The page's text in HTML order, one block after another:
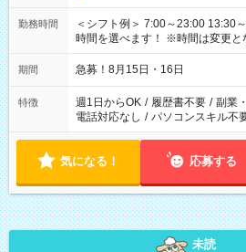
勤務時間
＜シフト例＞ 7:00～23:00 13:30～22:00 上記の時間
時間を選べます！ ※時間は変更と
期間 急募！8月15日・16日
特徴 週1日からOK / 履歴書不要 / 副業
電話対応なし / パソコンスキル不
気になる！ 応募する
未読